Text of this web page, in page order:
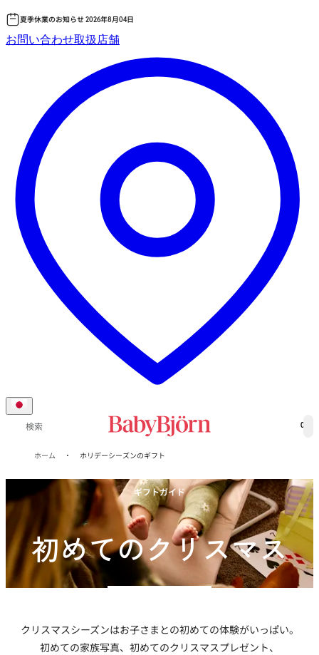
ン
ス
キッ
夏季休業のお知らせ 2026年8月04日
お問い合わせ取扱店舗
検索 0
ホーム ホリデーシーズンのギフト
ギフトガイド
初めてのクリスマス
クリスマスシーズンはお子さまとの初めての体験がいっぱい。
初めての家族写真、初めてのクリスマスプレゼント、